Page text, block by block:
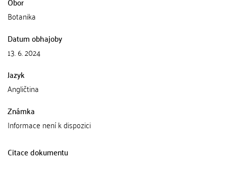
Botanika
Datum obhajoby
13. 6. 2024
Jazyk
Angličtina
Známka
Informace není k dispozici
Citace dokumentu